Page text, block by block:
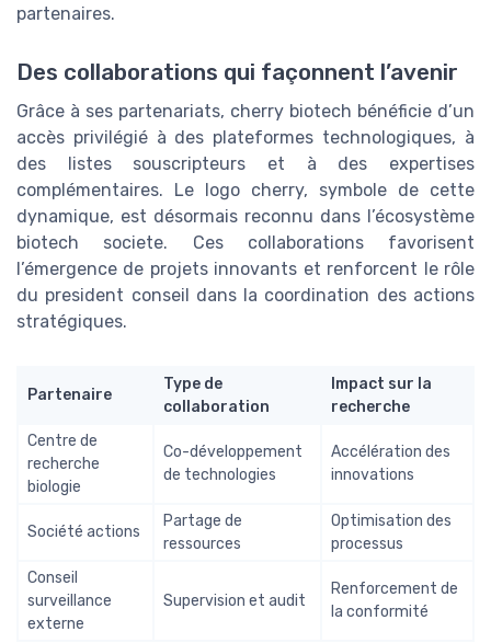
partenaires.
Des collaborations qui façonnent l’avenir
Grâce à ses partenariats, cherry biotech bénéficie d’un
accès privilégié à des plateformes technologiques, à
des listes souscripteurs et à des expertises
complémentaires. Le logo cherry, symbole de cette
dynamique, est désormais reconnu dans l’écosystème
biotech societe. Ces collaborations favorisent
l’émergence de projets innovants et renforcent le rôle
du president conseil dans la coordination des actions
stratégiques.
Partenaire
Type de
collaboration
Impact sur la
recherche
Centre de
recherche
biologie
Co-développement
de technologies
Accélération des
innovations
Société actions
Partage de
ressources
Optimisation des
processus
Conseil
surveillance
externe
Supervision et audit
Renforcement de
la conformité